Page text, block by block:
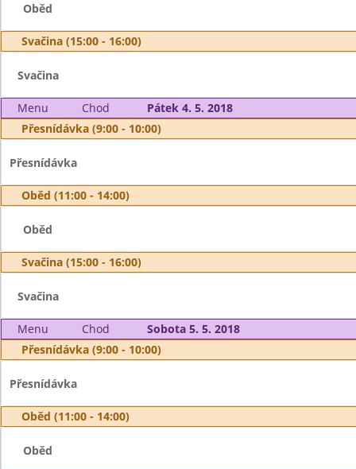
Oběd
Svačina (15:00 - 16:00)
Svačina
Menu Chod
Pátek 4. 5. 2018
Přesnídávka (9:00 - 10:00)
Přesnídávka
Oběd (11:00 - 14:00)
Oběd
Svačina (15:00 - 16:00)
Svačina
Menu Chod
Sobota 5. 5. 2018
Přesnídávka (9:00 - 10:00)
Přesnídávka
Oběd (11:00 - 14:00)
Oběd